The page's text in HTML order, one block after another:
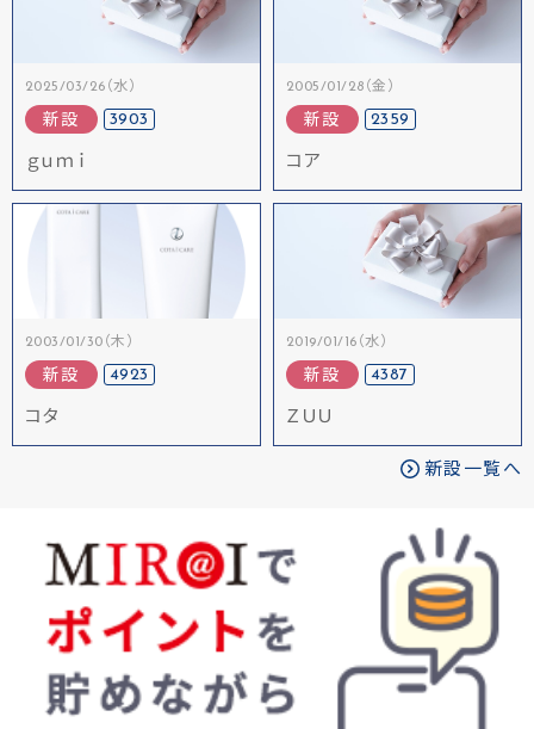
2025/03/26（水）
新設 3903
ｇｕｍｉ
2005/01/28（金）
新設 2359
コア
2003/01/30（木）
新設 4923
コタ
2019/01/16（水）
新設 4387
ＺＵＵ
新設一覧へ